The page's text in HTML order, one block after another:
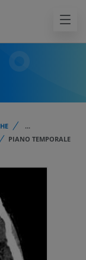
...
PIANO TEMPORALE